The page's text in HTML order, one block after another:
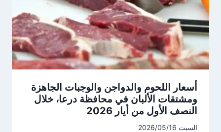
أسعار اللحوم والدواجن والوجبات الجاهزة
ومشتقات الألبان في محافظة درعا، خلال
النصف الأول من أيار 2026
السبت 2026/05/16